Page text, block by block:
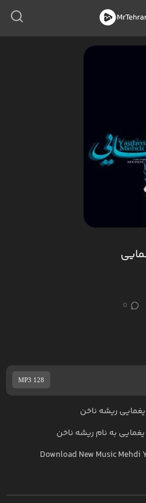
0
MP3 128
ریشه ناخن
به نام ریشه ناخن
Download New MusicMehdi